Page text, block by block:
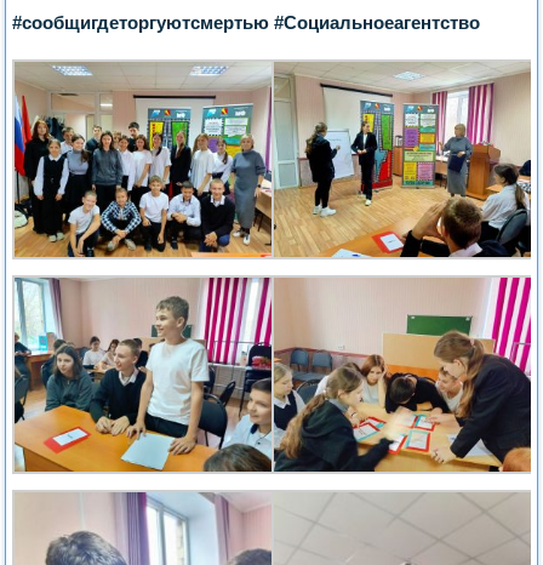
#сообщигдеторгуютсмертью #Социальноеагентство